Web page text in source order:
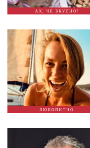
АХ, ЧЕ ВКУСНО!
ЛЮБОПИТНО